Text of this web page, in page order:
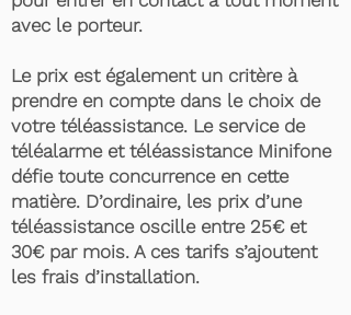
avec le porteur.
Le prix est également un critère à
prendre en compte dans le choix de
votre téléassistance. Le service de
téléalarme et téléassistance Minifone
défie toute concurrence en cette
matière. D’ordinaire, les prix d’une
téléassistance oscille entre 25€ et
30€ par mois. A ces tarifs s’ajoutent
les frais d’installation.